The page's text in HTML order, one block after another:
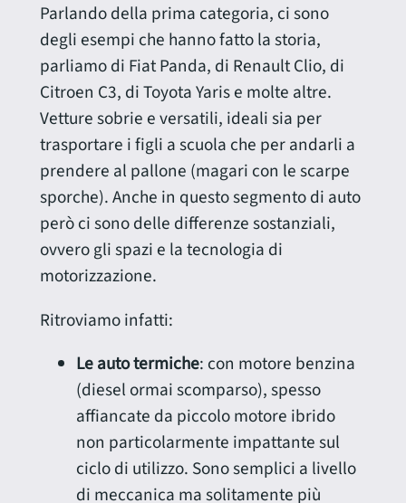
Parlando della prima categoria, ci sono
degli esempi che hanno fatto la storia,
parliamo di Fiat Panda, di Renault Clio, di
Citroen C3, di Toyota Yaris e molte altre.
Vetture sobrie e versatili, ideali sia per
trasportare i figli a scuola che per andarli a
prendere al pallone (magari con le scarpe
sporche). Anche in questo segmento di auto
però ci sono delle differenze sostanziali,
ovvero gli spazi e la tecnologia di
motorizzazione.
Ritroviamo infatti:
Le auto termiche: con motore benzina
(diesel ormai scomparso), spesso
affiancate da piccolo motore ibrido
non particolarmente impattante sul
ciclo di utilizzo. Sono semplici a livello
di meccanica ma solitamente più